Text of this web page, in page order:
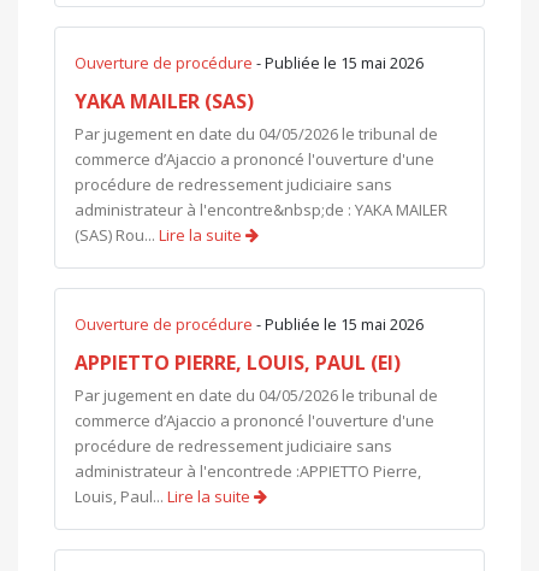
Ouverture de procédure - Publiée le 15 mai 2026
YAKA MAILER (SAS)
Par jugement en date du 04/05/2026 le tribunal de
commerce d’Ajaccio a prononcé l'ouverture d'une
procédure de redressement judiciaire sans
administrateur à l'encontre&nbsp;de : YAKA MAILER
(SAS) Rou... Lire la suite
Ouverture de procédure - Publiée le 15 mai 2026
APPIETTO PIERRE, LOUIS, PAUL (EI)
Par jugement en date du 04/05/2026 le tribunal de
commerce d’Ajaccio a prononcé l'ouverture d'une
procédure de redressement judiciaire sans
administrateur à l'encontrede :APPIETTO Pierre,
Louis, Paul... Lire la suite